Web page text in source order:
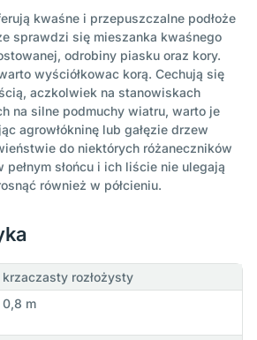
kwaśne i przepuszczalne podłoże
sprawdzi się mieszanka kwaśnego
odrobiny piasku oraz kory.
wyściółkowac korą. Cechują się
aczkolwiek na stanowiskach
na silne podmuchy wiatru, warto je
agrowłókninę lub gałęzie drzew
do niektórych różaneczników
słońcu i ich liście nie ulegają
również w półcieniu.
krzaczasty rozłożysty
0,8 m